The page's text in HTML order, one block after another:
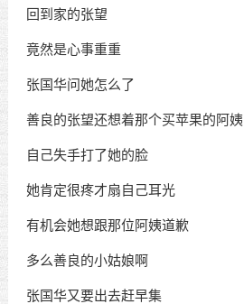
回到家的张望
竟然是心事重重
张国华问她怎么了
善良的张望还想着那个买苹果的阿姨
自己失手打了她的脸
她肯定很疼才扇自己耳光
有机会她想跟那位阿姨道歉
多么善良的小姑娘啊
张国华又要出去赶早集